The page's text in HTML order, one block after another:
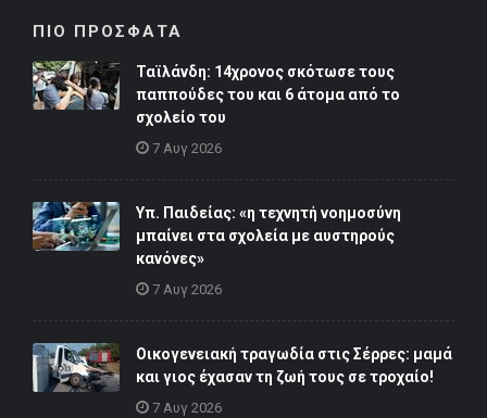
ΠΙΟ ΠΡΟΣΦΑΤΑ
Ταϊλάνδη: 14χρονος σκότωσε τους
παππούδες του και 6 άτομα από το
σχολείο του
7 Αυγ 2026
Υπ. Παιδείας: «η τεχνητή νοημοσύνη
μπαίνει στα σχολεία με αυστηρούς
κανόνες»
7 Αυγ 2026
Οικογενειακή τραγωδία στις Σέρρες: μαμά
και γιος έχασαν τη ζωή τους σε τροχαίο!
7 Αυγ 2026